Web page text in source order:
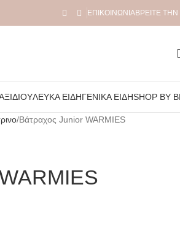
ΕΠΙΚΟΙΝΩΝΊΑΒΡΕΊΤΕ ΤΗΝ
ΛΕΥΚΆ ΕΊΔΗΓΕΝΙΚΆ ΕΊΔΗSHOP BY
Βάτραχος Junior WARMIES